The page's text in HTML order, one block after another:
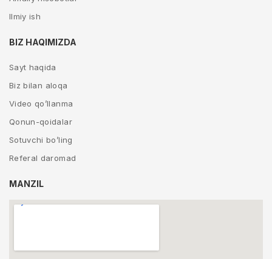
Ilmiy ish
BIZ HAQIMIZDA
Sayt haqida
Biz bilan aloqa
Video qo’llanma
Qonun-qoidalar
Sotuvchi bo’ling
Referal daromad
MANZIL